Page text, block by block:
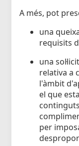
A més, pot
una
requisits
una
relativa a
l'àmbit
el que
per